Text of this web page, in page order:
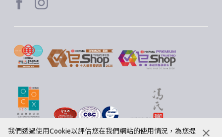
我們透過使用Cookie以評估您在我們網站的使用情況，為您提